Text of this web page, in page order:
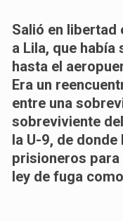
Salió en libertad
a Lila, que había
hasta el
Era un
entre una
sobreviviente
la U-9, de
prisioneros
ley de fuga